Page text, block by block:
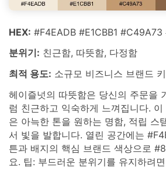
HEX: #F4EADB #E1CBB1
분위기: 친근함, 따뜻함, 다정함
최적 용도: 소규모 비즈니스 브랜드
헤이즐넛의 따뜻함은 당신의 주문을
럼 친근하고 익숙하게 느껴집니다.
은 아늑한 톤을 원하는 명함, 적립 스
서 빛을 발합니다. 열린 공간에는
튼과 배지의 핵심 브랜드 색상으로
요. 팁: 부드러운 분위기를 유지하려